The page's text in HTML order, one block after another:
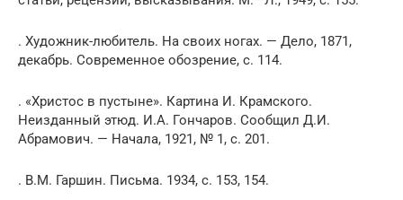
. Художник-любитель. На своих ногах. — Дело, 1871,
декабрь. Современное обозрение, с. 114.
. «Христос в пустыне». Картина И. Крамского.
Неизданный этюд. И.А. Гончаров. Сообщил Д.И.
Абрамович. — Начала, 1921, № 1, с. 201.
. В.М. Гаршин. Письма. 1934, с. 153, 154.